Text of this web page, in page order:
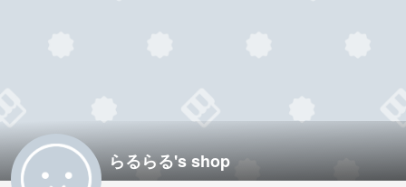
らるらる's shop